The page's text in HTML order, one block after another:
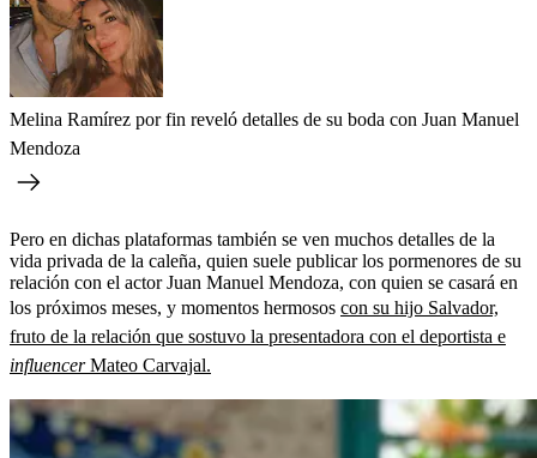
Melina Ramírez por fin reveló detalles de su boda con Juan Manuel
Mendoza
Pero en dichas plataformas también se ven muchos detalles de la
vida privada de la caleña, quien suele publicar los pormenores de su
relación con el actor Juan Manuel Mendoza, con quien se casará en
los próximos meses, y momentos hermosos con su hijo Salvador,
fruto de la relación que sostuvo la presentadora con el deportista e
influencerMateo Carvajal.